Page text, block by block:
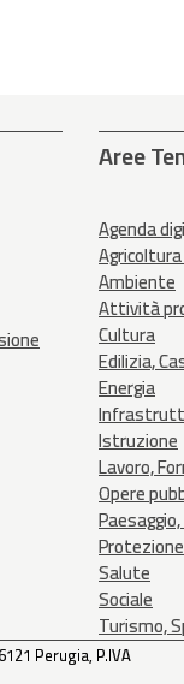
Aree
Agenda
Ambiente
Attività
Cultura
Edilizia,
Energia
Istruzione
Lavoro,
Opere
Salute
Sociale
Turismo,
Perugia, P.IVA